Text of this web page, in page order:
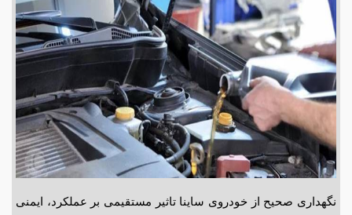
نگهداری صحیح از خودروی ساینا تاثیر مستقیمی بر عملکرد، ایمنی